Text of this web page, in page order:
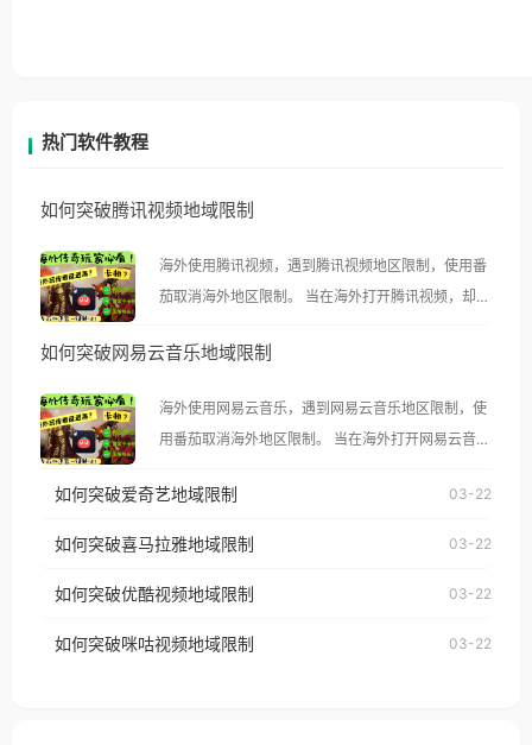
热门软件教程
如何突破腾讯视频地域限制
海外使用腾讯视频，遇到腾讯视频地区限制，使用番
茄取消海外地区限制。 当在海外打开腾讯视频，却突
示语。 海外用户如香港、澳门、台湾、美国、加拿
像其他音乐平台一样，出现地区及版权限制问题，且
仅能在中国大陆地区播放。 遇到这个问题的朋友们，
使用番茄回国加速器，即可解决「海外用户收听腾讯
台湾、美国、加拿大、澳大利亚、欧洲等国家和地区
权限制所困扰。
如何突破网易云音乐地域限制
海外使用网易云音乐，遇到网易云音乐地区限制，使
用番茄取消海外地区限制。 当在海外打开网易云音
播放”的提示语。 海外用户如香港、澳门、台湾、美
国、加拿大、澳大利亚、欧洲等国家和地区时，网易
制问题，且仅能在中国大陆地区播放。 遇到这个问题
户收听网易云音乐地区版权限制」的问题，无论人在
如何突破爱奇艺地域限制 03-22
如何突破喜马拉雅地域限制 03-22
如何突破优酷视频地域限制 03-22
如何突破咪咕视频地域限制 03-22